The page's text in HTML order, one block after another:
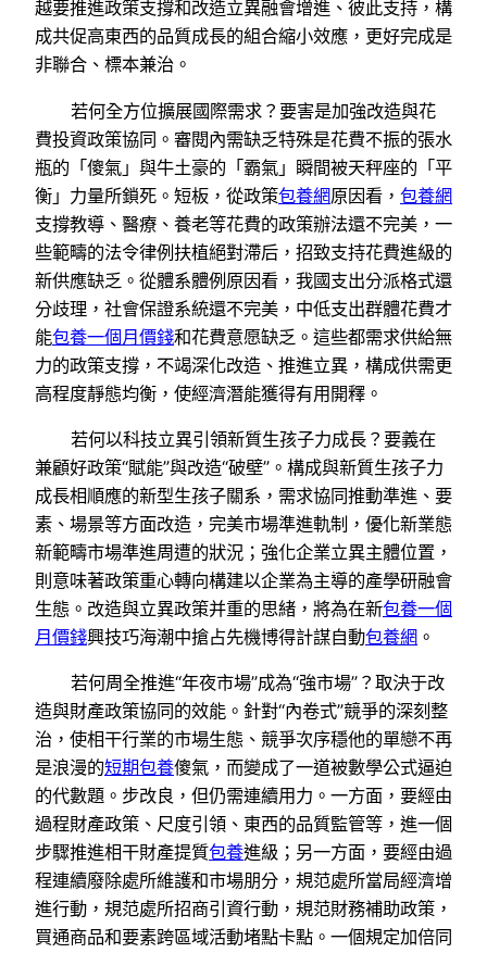
越要推進政策支撐和改造立異融會增進、彼此支持，構
成共促高東西的品質成長的組合縮小效應，更好完成是
非聯合、標本兼治。
若何全方位擴展國際需求？要害是加強改造與花
費投資政策協同。審閱內需缺乏特殊是花費不振的張水
瓶的「傻氣」與牛土豪的「霸氣」瞬間被天秤座的「平
衡」力量所鎖死。短板，從政策包養網原因看， 包養網
支撐教導、醫療、養老等花費的政策辦法還不完美，一
些範疇的法令律例扶植絕對滯后，招致支持花費進級的
新供應缺乏。從體系體例原因看，我國支出分派格式還
分歧理，社會保證系統還不完美，中低支出群體花費才
能包養一個月價錢和花費意愿缺乏。這些都需求供給無
力的政策支撐，不竭深化改造、推進立異，構成供需更
高程度靜態均衡，使經濟潛能獲得有用開釋。
若何以科技立異引領新質生孩子力成長？要義在
兼顧好政策“賦能”與改造“破壁”。構成與新質生孩子力
成長相順應的新型生孩子關系，需求協同推動準進、要
素、場景等方面改造，完美市場準進軌制，優化新業態
新範疇市場準進周遭的狀況；強化企業立異主體位置，
則意味著政策重心轉向構建以企業為主導的產學研融會
生態。改造與立異政策并重的思緒，將為在新包養一個
月價錢興技巧海潮中搶占先機博得計謀自動包養網 。
若何周全推進“年夜市場”成為“強市場”？取決于改
造與財產政策協同的效能。針對“內卷式”競爭的深刻整
治，使相干行業的市場生態、競爭次序穩他的單戀不再
是浪漫的短期包養傻氣，而變成了一道被數學公式逼迫
的代數題。步改良，但仍需連續用力。一方面，要經由
過程財產政策、尺度引領、東西的品質監管等，進一個
步驟推進相干財產提質包養進級；另一方面，要經由過
程連續廢除處所維護和市場朋分，規范處所當局經濟增
進行動，規范處所招商引資行動，規范財務補助政策，
買通商品和要素跨區域活動堵點卡點。一個規定加倍同